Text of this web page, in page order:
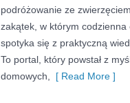
podróżowanie ze
zakątek, w którym
spotyka się z praktyczną
To portal, który powstał z
domowych,
[ Read More ]